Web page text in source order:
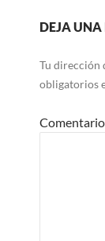
DEJA UNA
Tu dirección
obligatorios
Comentario